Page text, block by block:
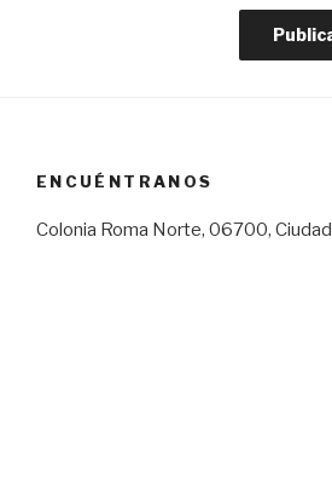
ENCUÉNTRANOS
Colonia Roma Norte, 06700,